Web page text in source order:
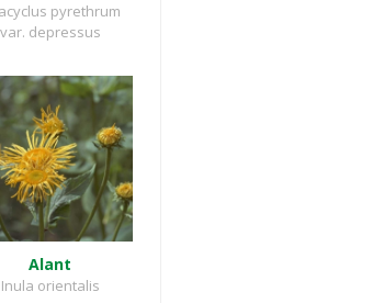
pyrethrum
var. depressus
Alant
Inula orientalis